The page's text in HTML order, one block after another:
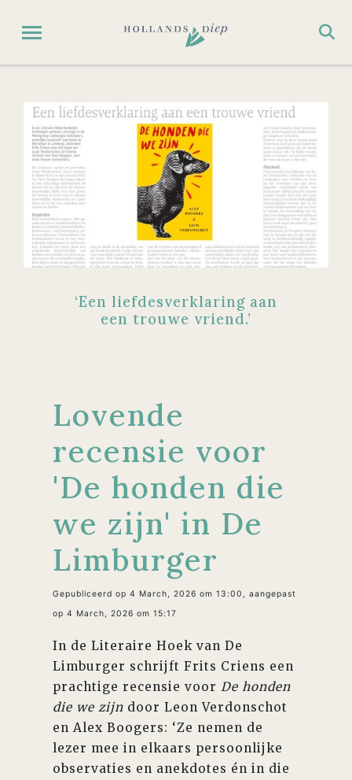
‘Een liefdesverklaring aan
een trouwe vriend.’
Lovende
recensie voor
'De honden die
we zijn' in De
Limburger
Gepubliceerd op 4 March, 2026 om 13:00, aangepast
op 4 March, 2026 om 15:17
In de Literaire Hoek van De
Limburger schrijft Frits Criens een
prachtige recensie voor De honden
die we zijn door Leon Verdonschot
en Alex Boogers: ‘Ze nemen de
lezer mee in elkaars persoonlijke
observaties en anekdotes én in die